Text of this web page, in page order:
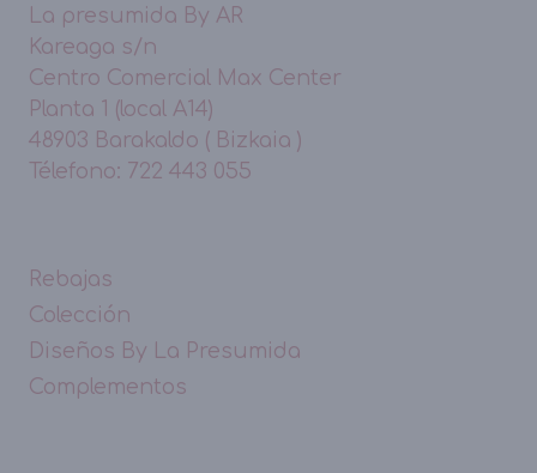
La presumida By AR
Kareaga s/n
Centro Comercial Max Center
Planta 1 (local A14)
48903 Barakaldo ( Bizkaia )
Télefono: 722 443 055
Rebajas
Colección
Diseños By La Presumida
Complementos